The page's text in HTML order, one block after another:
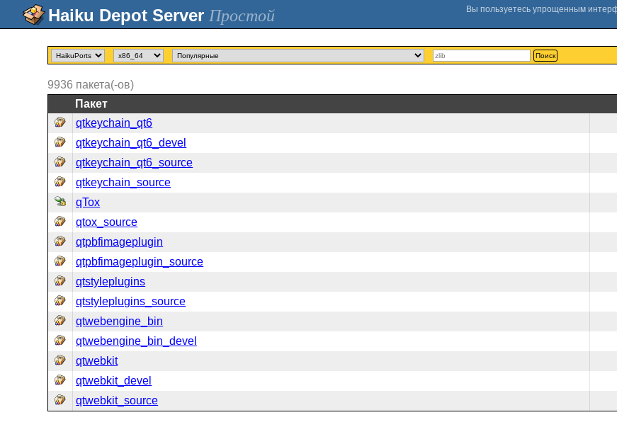
Простой
Поиск
9936 пакета(-ов)
Пакет
qtkeychain_qt6
qtkeychain_qt6_devel
qtkeychain_qt6_source
qtkeychain_source
qTox
qtox_source
qtpbfimageplugin
qtpbfimageplugin_source
qtstyleplugins
qtstyleplugins_source
qtwebengine_bin
qtwebengine_bin_devel
qtwebkit
qtwebkit_devel
qtwebkit_source